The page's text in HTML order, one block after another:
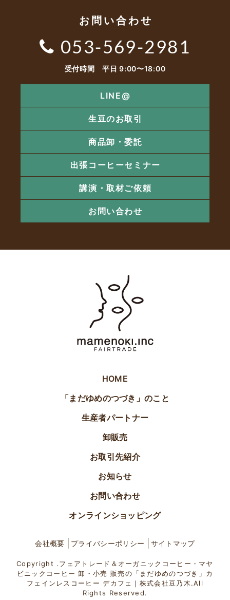
お問い合わせ
053-569-2981
受付時間 平日 9:00〜18:00
LINE@
生豆のお取引
商品卸・委託
出張コーヒーセミナー
講演・取材ご依頼
お問い合わせ
HOME
「まだゆめのつづき」のこと
生産者パートナー
卸販売
お取引先紹介
お知らせ
お問い合わせ
オンラインショッピング
会社概要 プライバシーポリシー サイトマップ
Copyright .フェアトレード＆オーガニックコーヒー・マヤ
ビニックコーヒー 卸・小売 販売の「まだゆめのつづき」カ
フェインレスコーヒー デカフェ｜株式会社豆乃木.All
Rights Reserved.